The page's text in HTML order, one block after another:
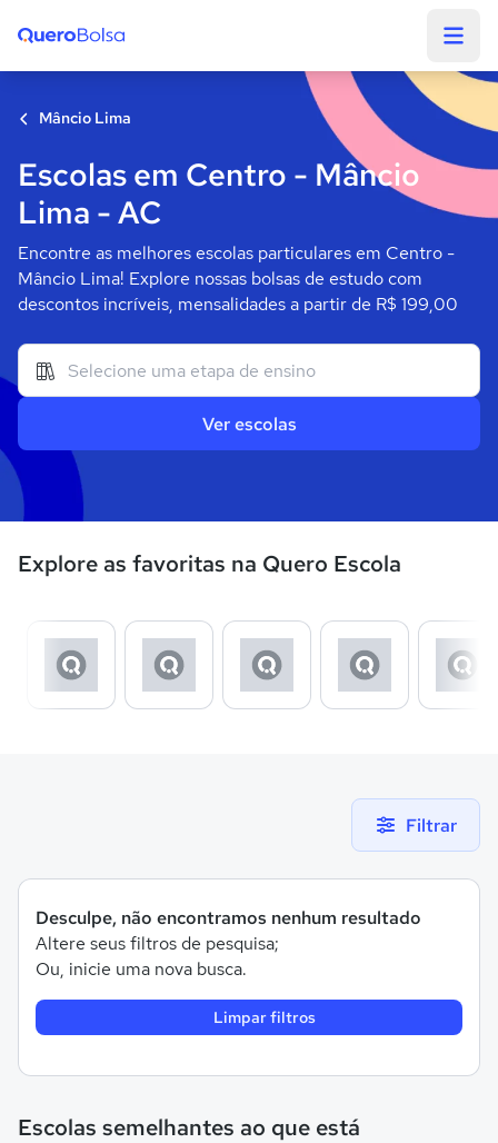
Mâncio Lima
Escolas em Centro - Mâncio
Lima - AC
Encontre as melhores escolas particulares em Centro -
Mâncio Lima! Explore nossas bolsas de estudo com
descontos incríveis, mensalidades a partir de R$ 199,00
Ver escolas
Explore as favoritas na Quero Escola
Filtrar
Desculpe, não encontramos nenhum resultado
Altere seus filtros de pesquisa;
Ou, inicie uma nova busca.
Limpar filtros
Escolas semelhantes ao que está